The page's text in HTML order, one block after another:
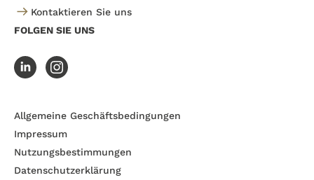
Kontaktieren Sie uns
FOLGEN SIE UNS
Allgemeine Geschäftsbedingungen
Impressum
Nutzungsbestimmungen
Datenschutzerklärung